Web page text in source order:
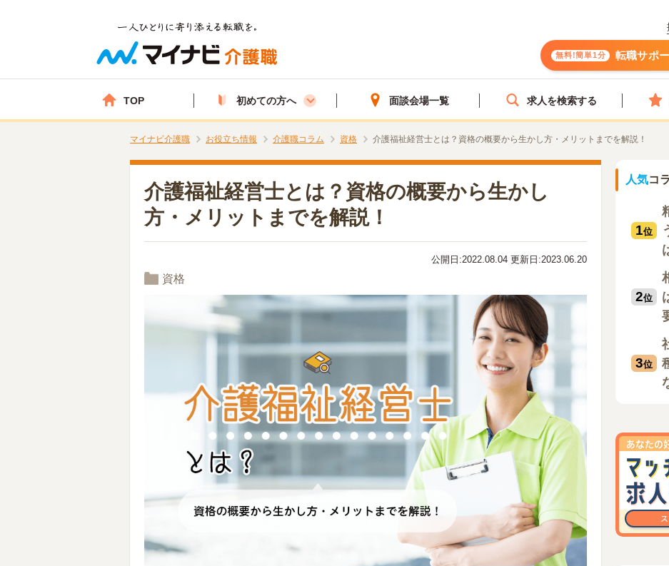
無料!簡単1分 転職サポ
TOP 初めての方へ 面談会場一覧 求人を検索する
マイナビ介護職 お役立ち情報 介護職コラム 資格 介護福祉経営士とは？資格の概要から生かし方・メリットまでを解説！
介護福祉経営士とは？資格の概要から生かし
方・メリットまでを解説！
公開日:2022.08.04 更新日:2023.06.20
資格
人気コ
1位
2位
3位